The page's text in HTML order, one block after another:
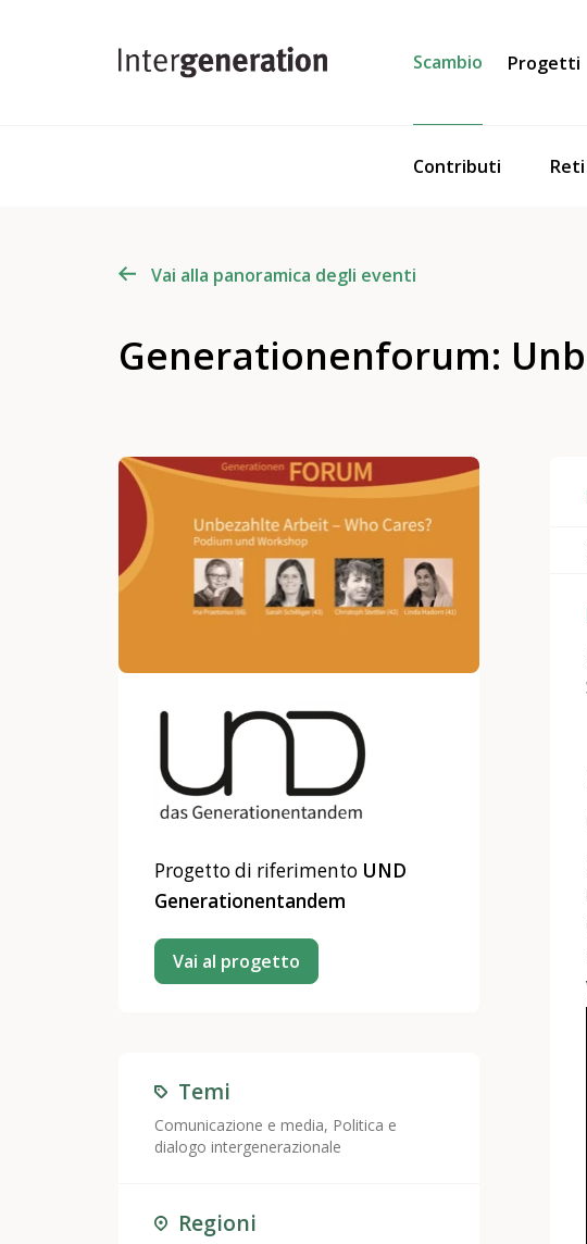
Scambio
Contributi Reti
Progetti
Vai alla panoramica degli eventi
Generationenforum:
Progetto di riferimento UND
Generationentandem
Vai al progetto
Temi
Comunicazione e media, Politica e
dialogo intergenerazionale
Regioni